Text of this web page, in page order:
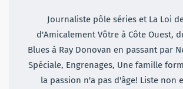
Journaliste pôle séries et La Loi
d'Amicalement Vôtre à Côte Ouest,
Blues à Ray Donovan en passant par
Spéciale, Engrenages, Une famille
la passion n'a pas d'âge! Liste non